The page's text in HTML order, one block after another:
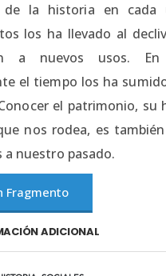
de la historia en cada
los ha llevado al
a nuevos usos.
el tiempo los ha
el patrimonio, su
nos rodea, es
a nuestro pasado.
Fragmento
ADICIONAL